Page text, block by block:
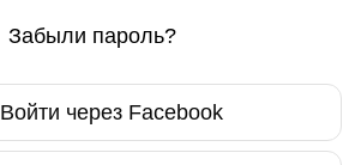
Забыли пароль?
Войти через Facebook